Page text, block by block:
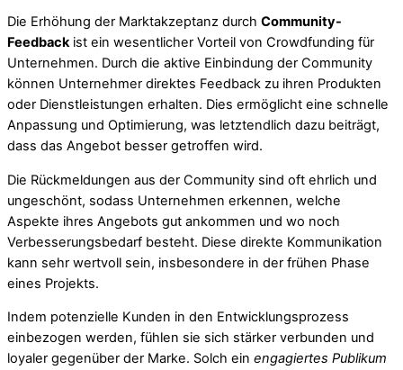
Die Erhöhung der Marktakzeptanz durch Community-
Feedbackist ein wesentlicher Vorteil von Crowdfunding für
Unternehmen. Durch die aktive Einbindung der Community
können Unternehmer direktes Feedback zu ihren Produkten
oder Dienstleistungen erhalten. Dies ermöglicht eine schnelle
Anpassung und Optimierung, was letztendlich dazu beiträgt,
dass das Angebot besser getroffen wird.
Die Rückmeldungen aus der Community sind oft ehrlich und
ungeschönt, sodass Unternehmen erkennen, welche
Aspekte ihres Angebots gut ankommen und wo noch
Verbesserungsbedarf besteht. Diese direkte Kommunikation
kann sehr wertvoll sein, insbesondere in der frühen Phase
eines Projekts.
Indem potenzielle Kunden in den Entwicklungsprozess
einbezogen werden, fühlen sie sich stärker verbunden und
loyaler gegenüber der Marke. Solch ein engagiertes Publikum